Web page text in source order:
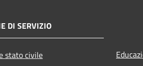
DI SERVIZIO
stato civile